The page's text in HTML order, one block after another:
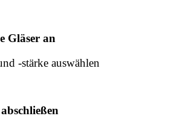
Gläser an
-stärke auswählen